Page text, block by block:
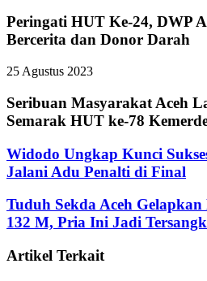
Peringati HUT Ke-24, DWP
Bercerita dan Donor Darah
25 Agustus 2023
Seribuan Masyarakat Aceh
Semarak HUT ke-78
Widodo Ungkap Kunci
Jalani Adu Penalti di Final
Tuduh Sekda Aceh
132 M, Pria Ini Jadi
Artikel Terkait